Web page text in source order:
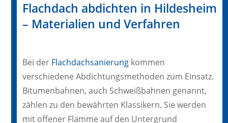
Flachdach abdichten in Hildesheim
– Materialien und Verfahren
Bei der Flachdachsanierung kommen
verschiedene Abdichtungsmethoden zum Einsatz.
Bitumenbahnen, auch Schweißbahnen genannt,
zählen zu den bewährten Klassikern. Sie werden
mit offener Flamme auf den Untergrund